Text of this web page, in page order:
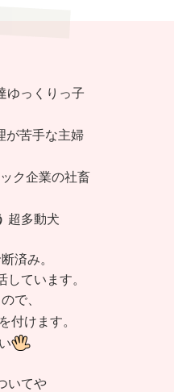
ゆっくりっ子
が苦手な主婦
ク企業の社畜
超多動犬
済み。
ています。
で、
付けます。
いてや